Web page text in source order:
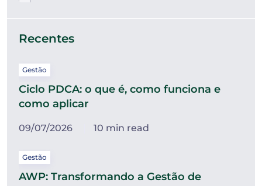
Recentes
Gestão
Ciclo PDCA: o que é, como funciona e
como aplicar
09/07/2026 10 min read
Gestão
AWP: Transformando a Gestão de